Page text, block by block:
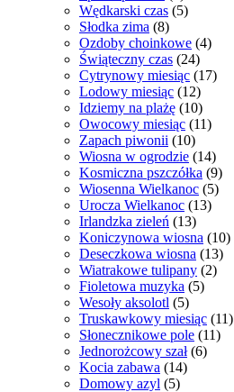
Wędkarski czas (5)
Słodka zima (8)
Ozdoby choinkowe (4)
Świąteczny czas (24)
Cytrynowy miesiąc (17)
Lodowy miesiąc (12)
Idziemy na plażę (10)
Owocowy miesiąc (11)
Zapach piwonii (10)
Wiosna w ogrodzie (14)
Kosmiczna pszczółka (9)
Wiosenna Wielkanoc (5)
Urocza Wielkanoc (13)
Irlandzka zieleń (13)
Koniczynowa wiosna (10)
Deseczkowa wiosna (13)
Wiatrakowe tulipany (2)
Fioletowa muzyka (5)
Wesoły aksolotl (5)
Truskawkowy miesiąc (11)
Słonecznikowe pole (11)
Jednorożcowy szał (6)
Kocia zabawa (14)
Domowy azyl (5)